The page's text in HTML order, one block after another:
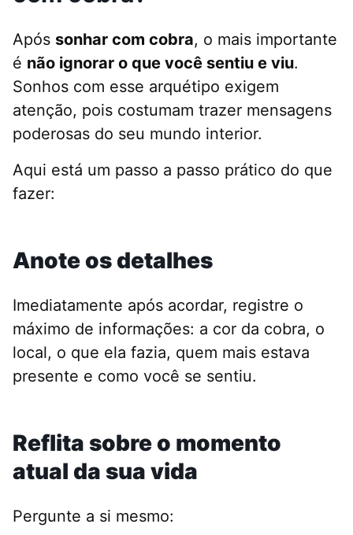
Após sonhar com cobra, o mais importante
é não ignorar o que você sentiu e viu.
Sonhos com esse arquétipo exigem
atenção, pois costumam trazer mensagens
poderosas do seu mundo interior.
Aqui está um passo a passo prático do que
fazer:
Anote os detalhes
Imediatamente após acordar, registre o
máximo de informações: a cor da cobra, o
local, o que ela fazia, quem mais estava
presente e como você se sentiu.
Reflita sobre o momento
atual da sua vida
Pergunte a si mesmo: